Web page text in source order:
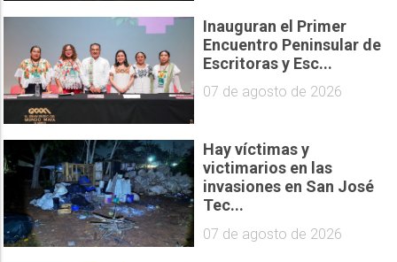
Inauguran el Primer
Encuentro Peninsular de
Escritoras y Esc...
07 de agosto de 2026
Hay víctimas y
victimarios en las
invasiones en San José
Tec...
07 de agosto de 2026